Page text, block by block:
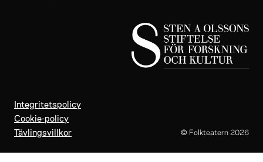
Integritetspolicy
Cookie-policy
Tävlingsvillkor
© Folkteatern 2026